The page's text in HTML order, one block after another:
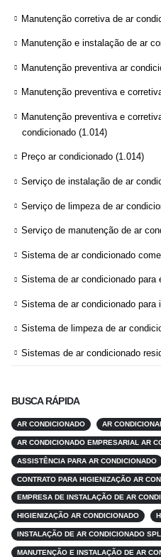
Manutenção corretiva de ar
Manutenção e instalação de ar
Manutenção preventiva ar
Manutenção preventiva e
Manutenção preventiva e
condicionado (1.014)
Preço ar condicionado (1.014)
Serviço de instalação de ar
Serviço de limpeza de ar
Serviço de manutenção de ar
Sistema de ar condicionado
Sistema de ar condicionado para
Sistema de ar condicionado para
Sistema de limpeza de ar
Sistemas de ar condicionado
BUSCA RÁPIDA
AR CONDICIONADO AR
AR CONDICIONADO EMPRESARIAL AR
ASSISTÊNCIA PARA AR CONDICIONADO
CONTRATO PARA HIGIENIZAÇÃO AR
EMPRESA DE INSTALAÇÃO DE AR
HIGIENIZAÇÃO AR CONDICIONADO
INSTALAÇÃO DE AR CONDICIONADO
MANUTENÇÃO E INSTALAÇÃO DE AR